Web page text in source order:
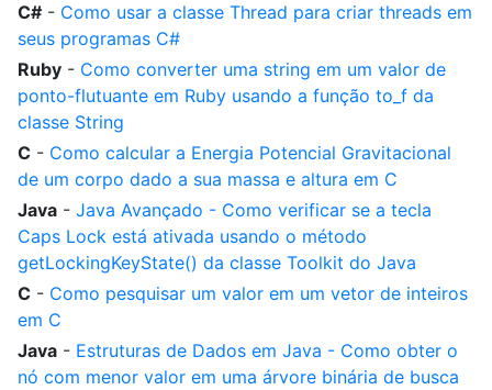
C# - Como usar a classe Thread para criar threads em
seus programas C#
Ruby - Como converter uma string em um valor de
ponto-flutuante em Ruby usando a função to_f da
classe String
C - Como calcular a Energia Potencial Gravitacional
de um corpo dado a sua massa e altura em C
Java - Java Avançado - Como verificar se a tecla
Caps Lock está ativada usando o método
getLockingKeyState() da classe Toolkit do Java
C - Como pesquisar um valor em um vetor de inteiros
em C
Java - Estruturas de Dados em Java - Como obter o
nó com menor valor em uma árvore binária de busca